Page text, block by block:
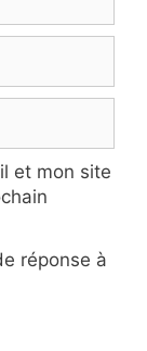
et mon site
réponse à